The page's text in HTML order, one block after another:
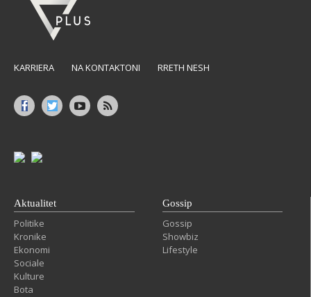
KARRIERA NA KONTAKTONI RRETH NESH
Aktualitet
Politike
Kronike
Ekonomi
Sociale
Kulture
Bota
Gossip
Gossip
Showbiz
Lifestyle